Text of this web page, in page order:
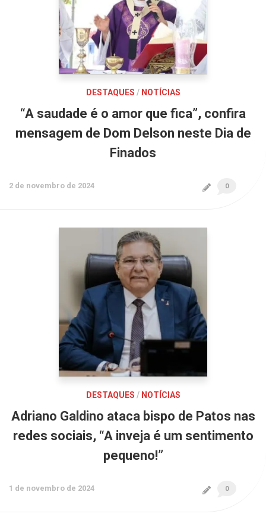
DESTAQUES / NOTÍCIAS
“A saudade é o amor que fica”, confira
mensagem de Dom Delson neste Dia de
Finados
0
2 de novembro de 2024
DESTAQUES / NOTÍCIAS
Adriano Galdino ataca bispo de Patos nas
redes sociais, “A inveja é um sentimento
pequeno!”
0
1 de novembro de 2024